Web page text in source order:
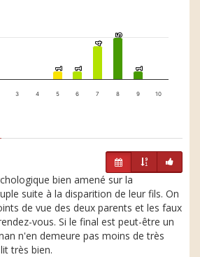
1
1 1
1
4
4
5
5
1
1
3 4 5 6 7 8 9 10
bien amené sur la
suite à la disparition de leur fils. On
de vue des deux parents et les faux
vous. Si le final est peut-être un
n'en demeure pas moins de très
très bien.